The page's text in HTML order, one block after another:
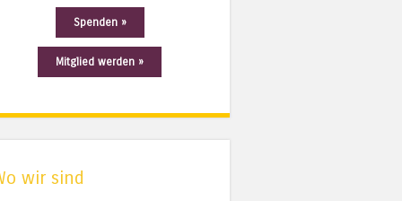
Spenden »
Mitglied werden »
wir sind